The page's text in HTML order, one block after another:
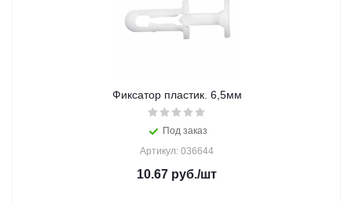
Фиксатор пластик. 6,5мм
Под заказ
Артикул: 036644
10.67 руб./шт